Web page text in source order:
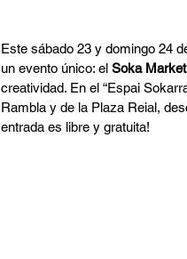
Este sábado 23 y domingo 24
un evento único: el Soka Market
creatividad. En el “Espai
Rambla y de la Plaza Reial,
entrada es libre y gratuita!